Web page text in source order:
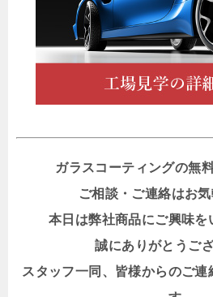
ガラスコーティングの無
ご相談・ご連絡はお
本日は弊社商品にご興味を
誠にありがとうご
スタッフ一同、皆様からのご連